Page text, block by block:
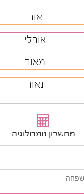
אור
אורלי
מאור
נאור
מחשבון נומרולוגיה